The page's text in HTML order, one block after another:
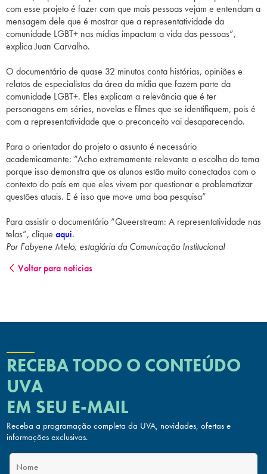
com esse projeto é fazer com que mais pessoas vejam e entendam a
mensagem dele que é mostrar que a representatividade da
comunidade LGBT+ nas mídias impactam a vida das pessoas”,
explica Juan Carvalho.
O documentário de quase 32 minutos conta histórias, opiniões e
relatos de especialistas da área da mídia que fazem parte da
comunidade LGBT+. Eles explicam a relevância que é ter
personagens em séries, novelas e filmes que se identifiquem, pois é
com a representatividade que o preconceito vai desaparecendo.
Para o orientador do projeto o assunto é necessário
academicamente: “Acho extremamente relevante a escolha do tema
porque isso demonstra que os alunos estão muito conectados com o
contexto do país em que eles vivem por questionar e problematizar
questões atuais. E é isso que move uma boa pesquisa”
Para assistir o documentário “Queerstream: A representatividade nas
telas”, clique aqui.
Por Fabyene Melo, estagiária da Comunicação Institucional
Voltar para notícias
RECEBA TODO O CONTEÚDO
UVA
EM SEU E-MAIL
Receba a programação completa da UVA, novidades, ofertas e
informações exclusivas.